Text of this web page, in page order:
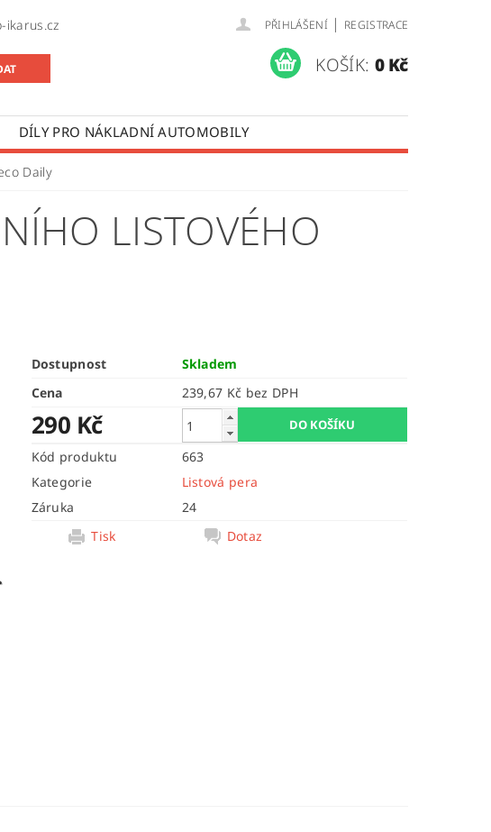
ikarus.cz PŘIHLÁŠENÍ | REGISTRACE
KOŠÍK: 0 Kč
DÍLY PRO NÁKLADNÍ AUTOMOBILY
VÝROBA A OPRAVY LISTOVÝCH PER
Daily
LISTOVÉHO
Dostupnost
Skladem
Cena
239,67 Kč bez DPH
290 Kč
Kód produktu
663
Kategorie
Listová pera
Záruka
24
Tisk
Dotaz